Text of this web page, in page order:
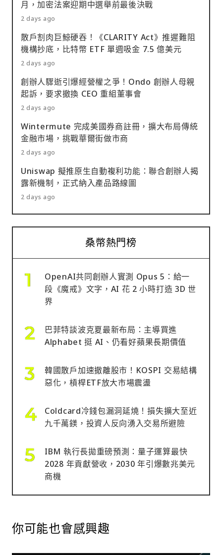
月，加密法案迎期中選舉前最後決戰
2 days ago
散戶割肉巨鯨硬吞！《CLARITY Act》推遲難阻
機構抄底，比特幣 ETF 單週吸金 7.5 億美元
2 days ago
創辦人驟逝引爆經營權之爭！Ondo 創辦人母親
起訴，要求撤換 CEO 重組董事會
2 days ago
Wintermute 完成美國券商註冊，擴大布局傳統
金融市場，挑戰華爾街做市商
2 days ago
Uniswap 擬推原生自動複利功能：聯合創辦人揭
露新機制，正式納入產品路線圖
2 days ago
桑幣熱門榜
OpenAI共同創辦人實測 Opus 5：給一
段《魔戒》文字，AI 花 2 小時打造 3D 世
界
巴菲特談波克夏最新布局：主導買進
Alphabet 挺 AI、仍看好蘋果長期價值
韓國散戶加速撤離股市！KOSPI 交易結構
惡化，槓桿ETF放大市場震盪
Coldcard冷錢包漏洞延燒！損失擴大至近
九千萬鎂，投資人反向湧入交易所避險
IBM 執行長拋重磅預測：量子運算最快
2028 年貢獻營收，2030 年引爆數兆美元
商機
你可能也會感興趣